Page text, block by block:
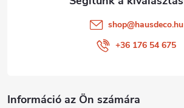
Információ az Ön számára
shop@hausdeco.hu
+36 176 54 675